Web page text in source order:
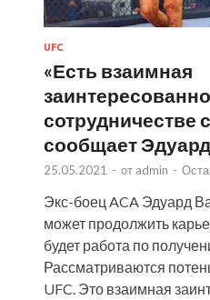
UFC
«Есть взаимная
сотрудничестве
сообщает
25.05.2021 - от admin -
Экс-боец ACA Эдуард
может продолжить
будет работа по
Рассматриваются
UFC. Это взаимная